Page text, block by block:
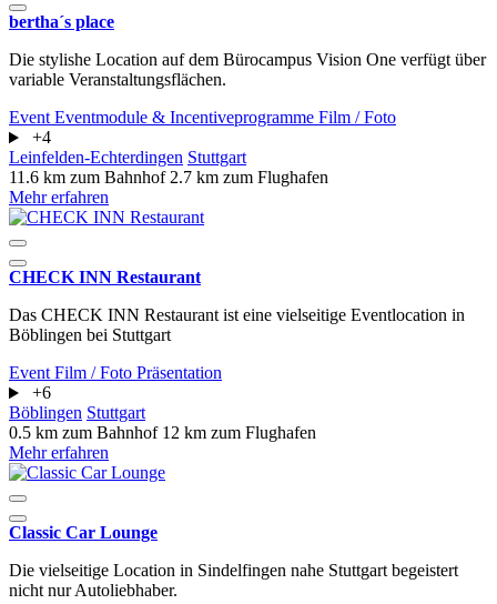
bertha´s place
Die stylishe Location auf dem Bürocampus Vision One verfügt über
variable Veranstaltungsflächen.
Event Eventmodule & Incentiveprogramme Film / Foto
+4
Leinfelden-Echterdingen Stuttgart
11.6 km zum Bahnhof 2.7 km zum Flughafen
Mehr erfahren
CHECK INN Restaurant
​​​​​​​Das CHECK INN Restaurant ist eine vielseitige Eventlocation in
Böblingen bei Stuttgart
Event Film / Foto Präsentation
+6
Böblingen Stuttgart
0.5 km zum Bahnhof 12 km zum Flughafen
Mehr erfahren
Classic Car Lounge
Die vielseitige Location in Sindelfingen nahe Stuttgart begeistert
nicht nur Autoliebhaber.